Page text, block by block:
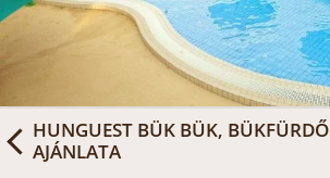
HUNGUEST BÜK BÜK, BÜKFÜRDŐ
AJÁNLATA